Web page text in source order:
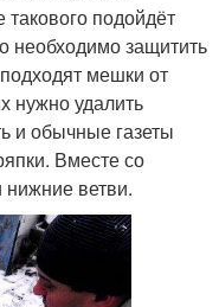
такового подойдёт
необходимо защитить
мешки от
нужно удалить
и обычные газеты
Вместе со
ветви.